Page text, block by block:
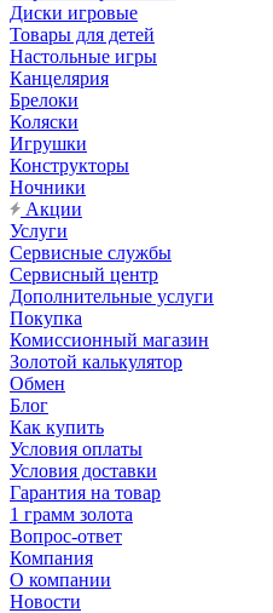
Диски игровые
Товары для детей
Настольные игры
Канцелярия
Брелоки
Коляски
Игрушки
Конструкторы
Ночники
Акции
Услуги
Сервисные службы
Сервисный центр
Дополнительные услуги
Покупка
Комиссионный магазин
Золотой калькулятор
Обмен
Блог
Как купить
Условия оплаты
Условия доставки
Гарантия на товар
1 грамм золота
Вопрос-ответ
Компания
О компании
Новости